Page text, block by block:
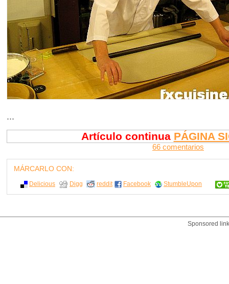
...
Artículo continua PÁGINA
66 comentarios
MÁRCARLO CON:
Delicious Digg reddit Facebook StumbleUpon
Sponsored